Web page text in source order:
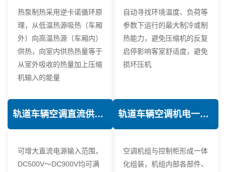
热泵制热采用逆卡诺循环原
理，从低温热源吸热（车厢
外）向高温热源（车厢内）
供热，向室内供热热量等于
从室外吸收的热量加上压缩
机输入的能量
自动寻找环境温度、负荷等
参数下运行的最大制冷或制
热能力，避免压缩机的反复
启停影响客室舒适度，避免
损坏压机
轨道车辆空调直流供电技术
可增大直流电源输入范围，
DC500V～DC900V均可满
轨道车辆空调机电一体化技术
空调机组与控制柜形成一体
化组装，机组内部各部件、